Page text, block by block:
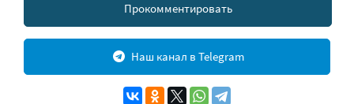
Прокомментировать
Наш канал в Telegram